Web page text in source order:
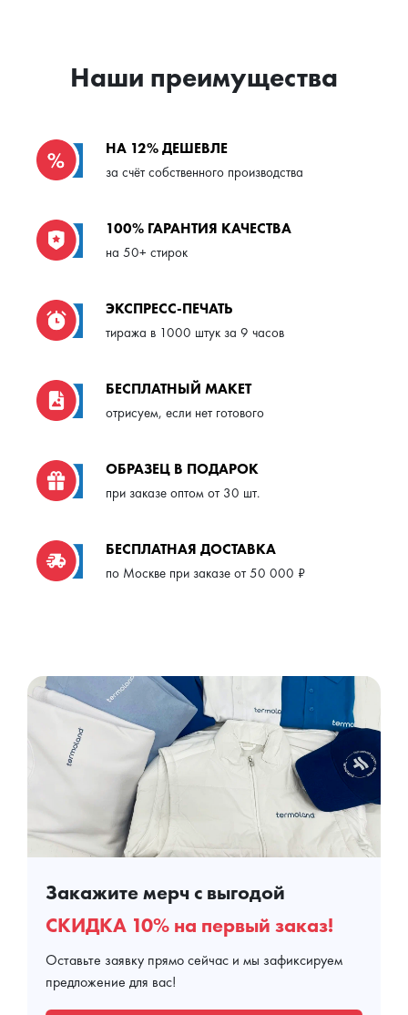
Наши преимущества
НА 12% ДЕШЕВЛЕ
за счёт собственного производства
100% ГАРАНТИЯ КАЧЕСТВА
на 50+ стирок
ЭКСПРЕСС-ПЕЧАТЬ
тиража в 1000 штук за 9 часов
БЕСПЛАТНЫЙ МАКЕТ
отрисуем, если нет готового
ОБРАЗЕЦ В ПОДАРОК
при заказе оптом от 30 шт.
БЕСПЛАТНАЯ ДОСТАВКА
по Москве при заказе от 50 000 ₽
Закажите мерч с выгодой
СКИДКА 10% на первый заказ!
Оставьте заявку прямо сейчас и мы зафиксируем
предложение для вас!